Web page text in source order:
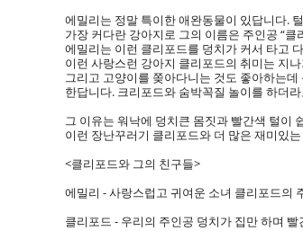
에밀리는 정말 특이한 애완동물이 있답니다.
가장 커다란 강아지로 그의 이름은 주인공 “
에밀리는 이런 클리포드를 덩치가 커서 타고
이런 사랑스런 강아지 클리포드의 취미는 지
그리고 고양이를 쫒아다니는 것도 좋아하는
한답니다. 크리포드와 숨박꼭질 놀이를 하더
그 이유는 워낙에 덩치큰 몸짓과 빨간색 털이
이런 장난꾸러기 클리포드와 더 많은 재미있
<클리포드와 그의 친구들>
에밀리 - 사랑스럽고 귀여운 소녀 클리포드의
클리포드 - 우리의 주인공 덩치가 집만 하며